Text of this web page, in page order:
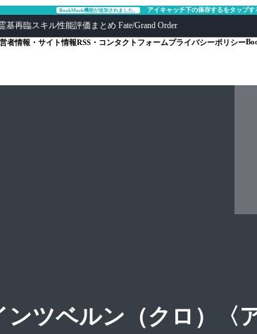
ツベルン（クロ）〈
BookMark機能が追加されました。 アイキャッチ下の保存するをタップ
再臨スキル性能評価まとめ Fate/Grand Order
者情報・サイト情報RSS・コンタクトフォームプライバシーポリシー